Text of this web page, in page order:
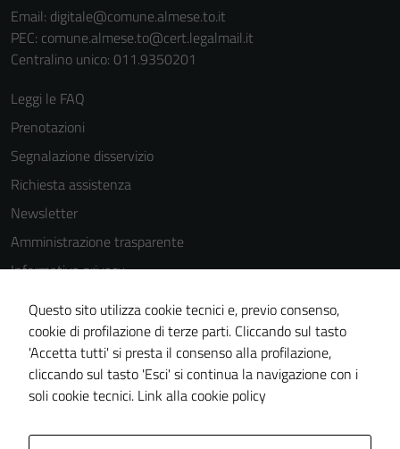
Email: digitale@comune.almese.to.it
PEC: comune.almese.to@cert.legalmail.it
Centralino unico: 011.9350201
Leggi le FAQ
Prenotazioni
Segnalazione disservizio
Richiesta assistenza
Newsletter
Amministrazione trasparente
Informativa privacy
Cookie Policy
Note legali
Dichiarazione di accessibilità
Piano di miglioramento del sito
Questo sito utilizza cookie tecnici e, previo consenso,
cookie di profilazione di terze parti. Cliccando sul tasto
'Accetta tutti' si presta il consenso alla profilazione,
cliccando sul tasto 'Esci' si continua la navigazione con i
soli cookie tecnici. Link alla cookie policy